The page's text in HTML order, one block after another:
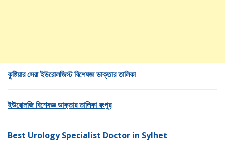
কুষ্টিয়ার সেরা ইউরোলজিস্ট বিশেষজ্ঞ ডাক্তার তালিকা
ইউরোলজি বিশেষজ্ঞ ডাক্তার তালিকা রংপুর
Best Urology Specialist Doctor in Sylhet